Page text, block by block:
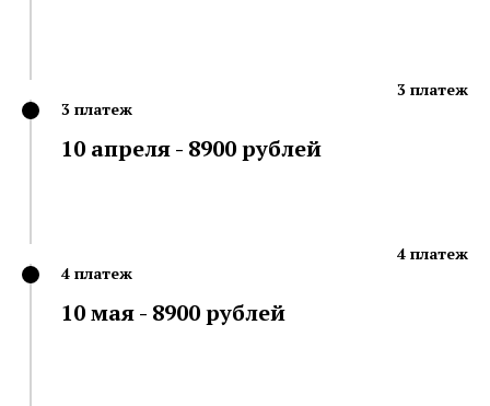
3 платеж
3 платеж
10 апреля - 8900 рублей
4 платеж
4 платеж
10 мая - 8900 рублей